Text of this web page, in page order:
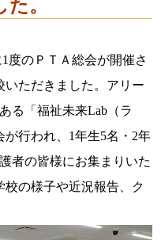
。
度のＰＴＡ総会が開催さ
ただきました。アリー
る「福祉未来Lab（ラ
行われ、1年生5名・2年
者の皆様にお集まりいた
の様子や近況報告、ク